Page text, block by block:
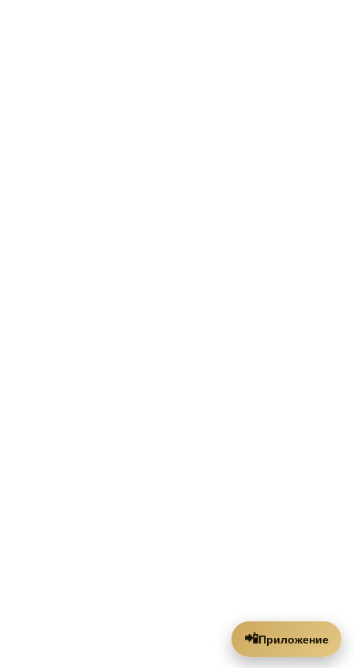
📲Приложение